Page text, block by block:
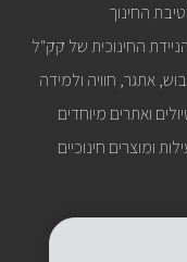
החינוך
החינוכית של קק"ל
ואתרים מיוחדים
ומוצרים חינוכיים